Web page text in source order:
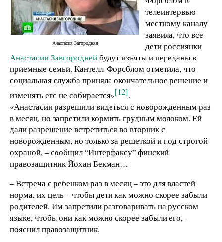
Анастасия Загородняя
телеинтервью
местному каналу
заявила, что все
дети россиянки
Анастасии Завгороднейбудут изъяты и переданы в
приемные семьи. Кантелл-Форсблом отметила, что
социальная служба приняла окончательное решение и
изменять его не собирается»[12].
«Анастасии разрешили видеться с новорожденным раз
в месяц, но запретили кормить грудным молоком. Ей
дали разрешение встретиться во вторник с
новорожденным, но только за решеткой и под строгой
охраной, – сообщил “Интерфаксу” финский
правозащитник Йохан Бекман…
– Встреча с ребенком раз в месяц – это для властей
норма, их цель – чтобы дети как можно скорее забыли
родителей. Им запретили разговаривать на русском
языке, чтобы они как можно скорее забыли его, –
пояснил правозащитник.